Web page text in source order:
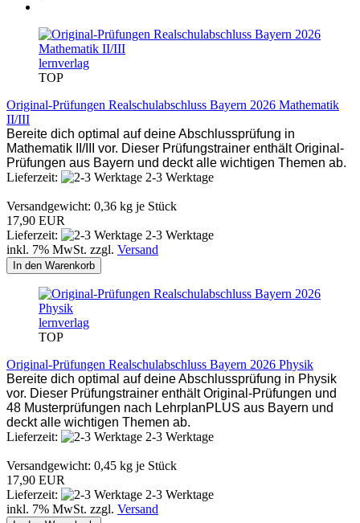
lernverlag
TOP
Original-Prüfungen Realschulabschluss Bayern 2026 Mathematik
II/III
Bereite dich optimal auf deine Abschlussprüfung in
Mathematik II/III vor. Dieser Prüfungstrainer enthält Original-
Prüfungen aus Bayern und deckt alle wichtigen Themen ab.
Lieferzeit:
2-3 Werktage
Versandgewicht: 0,36 kg je Stück
17,90 EUR
Lieferzeit:
2-3 Werktage
inkl. 7% MwSt. zzgl. Versand
In den Warenkorb
lernverlag
TOP
Original-Prüfungen Realschulabschluss Bayern 2026 Physik
Bereite dich optimal auf deine Abschlussprüfung in Physik
vor. Dieser Prüfungstrainer enthält Original-Prüfungen und
48 Musterprüfungen nach LehrplanPLUS aus Bayern und
deckt alle wichtigen Themen ab.
Lieferzeit:
2-3 Werktage
Versandgewicht: 0,45 kg je Stück
17,90 EUR
Lieferzeit:
2-3 Werktage
inkl. 7% MwSt. zzgl. Versand